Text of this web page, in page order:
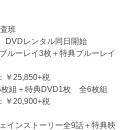
班
レンタル同日開始
ルーレイ3枚＋特典ブルーレイ
￥25,850+税
組＋特典DVD1枚 全6枚組
￥20,900+税
インストーリー全9話＋特典映